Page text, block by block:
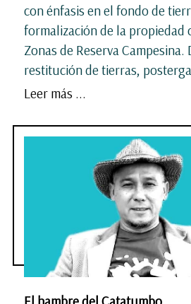
con énfasis en el fondo de
formalización de la propiedad
Zonas de Reserva
restitución de tierras,
Leer más ...